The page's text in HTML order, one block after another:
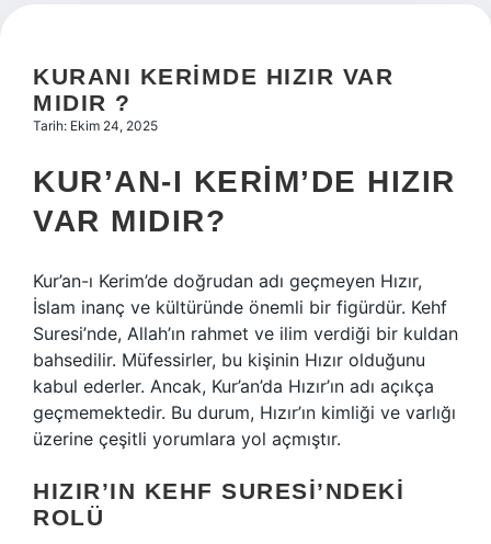
Hakkımızda
KURANI KERIMDE HIZIR VAR
MIDIR ?
Tarih: Ekim 24, 2025
KUR’AN-I KERIM’DE HIZIR
VAR MIDIR?
Kur’an-ı Kerim’de doğrudan adı geçmeyen Hızır,
İslam inanç ve kültüründe önemli bir figürdür. Kehf
Suresi’nde, Allah’ın rahmet ve ilim verdiği bir kuldan
bahsedilir. Müfessirler, bu kişinin Hızır olduğunu
kabul ederler. Ancak, Kur’an’da Hızır’ın adı açıkça
geçmemektedir. Bu durum, Hızır’ın kimliği ve varlığı
üzerine çeşitli yorumlara yol açmıştır.
HIZIR’IN KEHF SURESI’NDEKI
ROLÜ